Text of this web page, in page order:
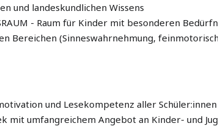
und landeskundlichen Wissens
- Raum für Kinder mit besonderen
Bereichen (Sinneswahrnehmung,
und Lesekompetenz aller Schüler:innen
mit umfangreichem Angebot an Kinder- und